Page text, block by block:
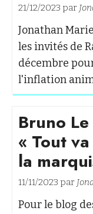
21/12/2023 par
Jonathan
les invités de
décembre
l'inflation
Bruno
« Tout
la
11/11/2023 par
Pour le blog